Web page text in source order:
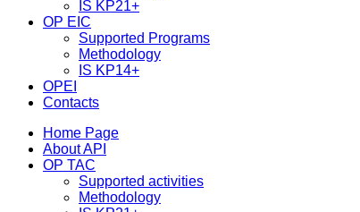
IS KP21+
OP EIC
Supported Programs
Methodology
IS KP14+
OPEI
Contacts
Home Page
About API
OP TAC
Supported activities
Methodology